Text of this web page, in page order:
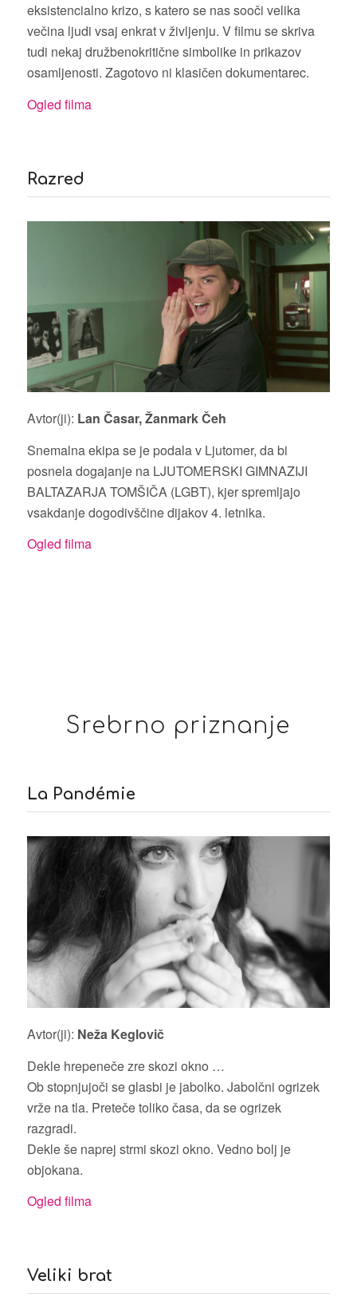
eksistencialno krizo, s katero se nas sooči velika
večina ljudi vsaj enkrat v življenju. V filmu se skriva
tudi nekaj družbenokritične simbolike in prikazov
osamljenosti. Zagotovo ni klasičen dokumentarec.
Ogled filma
Razred
Avtor(ji): Lan Časar, Žanmark Čeh
Snemalna ekipa se je podala v Ljutomer, da bi
posnela dogajanje na LJUTOMERSKI GIMNAZIJI
BALTAZARJA TOMŠIČA (LGBT), kjer spremljajo
vsakdanje dogodivščine dijakov 4. letnika.
Ogled filma
Srebrno priznanje
La Pandémie
Avtor(ji): Neža Keglovič
Dekle hrepeneče zre skozi okno …
Ob stopnjujoči se glasbi je jabolko. Jabolčni ogrizek
vrže na tla. Preteče toliko časa, da se ogrizek
razgradi.
Dekle še naprej strmi skozi okno. Vedno bolj je
objokana.
Ogled filma
Veliki brat